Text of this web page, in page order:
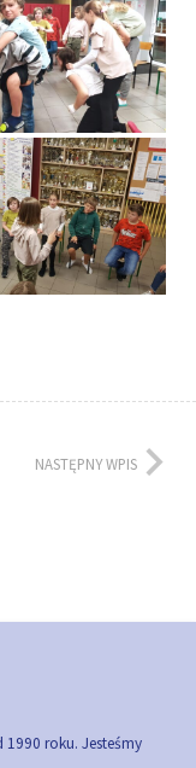
NASTĘPNY WPIS
roku. Jesteśmy